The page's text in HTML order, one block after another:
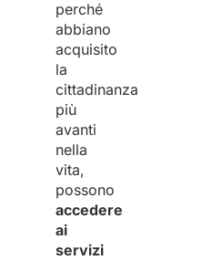
perché
abbiano
acquisito
la
cittadinanza
più
avanti
nella
vita,
possono
accedere
ai
servizi